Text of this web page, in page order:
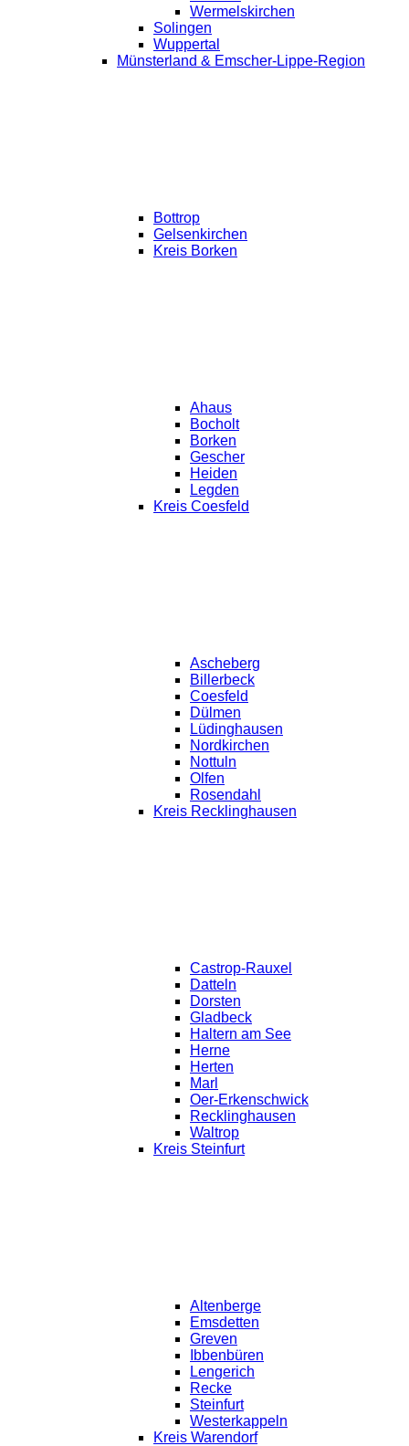
Wermelskirchen
Solingen
Wuppertal
Münsterland & Emscher-Lippe-Region
Bottrop
Gelsenkirchen
Kreis Borken
Ahaus
Bocholt
Borken
Gescher
Heiden
Legden
Kreis Coesfeld
Ascheberg
Billerbeck
Coesfeld
Dülmen
Lüdinghausen
Nordkirchen
Nottuln
Olfen
Rosendahl
Kreis Recklinghausen
Castrop-Rauxel
Datteln
Dorsten
Gladbeck
Haltern am See
Herne
Herten
Marl
Oer-Erkenschwick
Recklinghausen
Waltrop
Kreis Steinfurt
Altenberge
Emsdetten
Greven
Ibbenbüren
Lengerich
Recke
Steinfurt
Westerkappeln
Kreis Warendorf